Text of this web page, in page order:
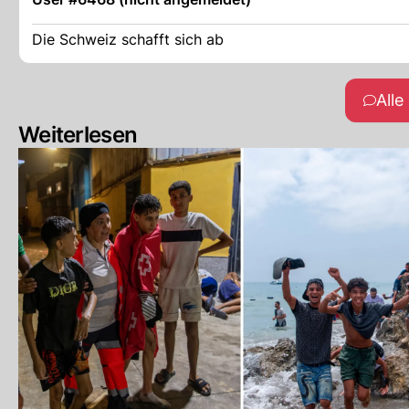
Die Schweiz schafft sich ab
Weiterlesen